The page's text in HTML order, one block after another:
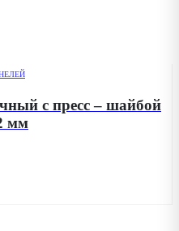
с пресс – шайбой
мм